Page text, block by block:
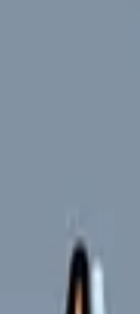
全」の問題として整理す
ありません。今の職場で何が
師さん」に置きます。単に退
ド。限界サイン・お金・退職手